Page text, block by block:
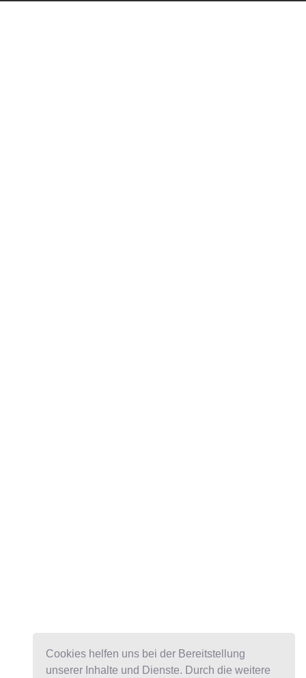
Cookies helfen uns bei der Bereitstellung
unserer Inhalte und Dienste. Durch die weitere